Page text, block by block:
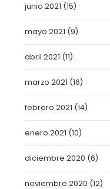
junio 2021 (15)
mayo 2021 (9)
abril 2021 (11)
marzo 2021 (16)
febrero 2021 (14)
enero 2021 (10)
diciembre 2020 (6)
noviembre 2020 (12)